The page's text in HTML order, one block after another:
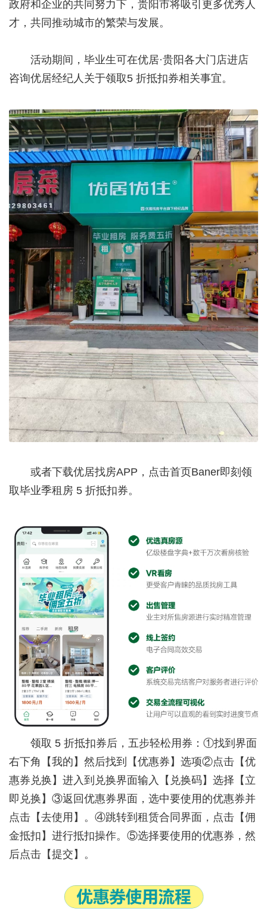
政府和企业的共同努力下，贵阳市将吸引更多优秀人
才，共同推动城市的繁荣与发展。
活动期间，毕业生可在优居·贵阳各大门店进店
咨询优居经纪人关于领取5 折抵扣券相关事宜。
或者下载优居找房APP，点击首页Baner即刻领
取毕业季租房 5 折抵扣券。
领取 5 折抵扣券后，五步轻松用券：①找到界面
右下角【我的】然后找到【优惠券】选项②点击【优
惠券兑换】进入到兑换界面输入【兑换码】选择【立
即兑换】③返回优惠券界面，选中要使用的优惠券并
点击【去使用】。④跳转到租赁合同界面，点击【佣
金抵扣】进行抵扣操作。⑤选择要使用的优惠券，然
后点击【提交】。